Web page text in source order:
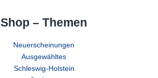
Shop – Themen
Neuerscheinungen
Ausgewähltes
Schleswig-Holstein